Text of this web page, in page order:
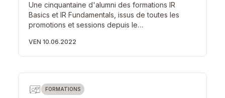
Une cinquantaine d'alumni des formations IR
Basics et IR Fundamentals, issus de toutes les
promotions et sessions depuis le…
VEN 10.06.2022
FORMATIONS